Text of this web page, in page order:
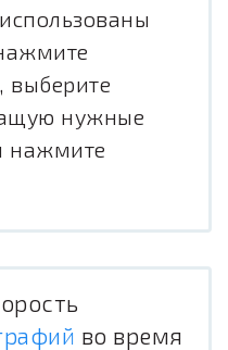
, выберите
нужные
нажмите
во время